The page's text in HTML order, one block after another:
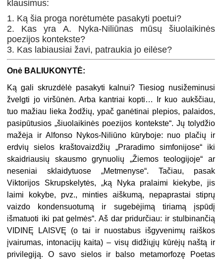
klausimus:
1. Ką šia proga norėtumėte pasakyti poetui?
2. Kas yra A. Nyka-Niliūnas mūsų šiuolaikinės
poezijos kontekste?
3. Kas labiausiai žavi, patraukia jo eilėse?
Onė BALIUKONYTĖ:
Ką gali skruzdėlė pasakyti kalnui? Tiesiog nusižeminusi
žvelgti jo viršūnėn. Arba kantriai kopti… Ir kuo aukščiau,
tuo mažiau lieka žodžių, ypač ganėtinai plepios, palaidos,
pasipūtusios „šiuolaikinės poezijos kontekste“. Jų tolydžio
mažėja ir Alfonso Nykos-Niliūno kūryboje: nuo plačių ir
erdvių sielos kraštovaizdžių „Praradimo simfonijose“ iki
skaidriausių skausmo grynuolių „Žiemos teologijoje“ ar
neseniai sklaidytuose „Metmenyse“. Tačiau, pasak
Viktorijos Skrupskelytės, „ką Nyka pralaimi kiekybe, jis
laimi kokybe, pvz., minties aiškumą, nepaprastai stiprų
vaizdo kondensuotumą ir sugebėjimą tiriamą įspūdį
išmatuoti iki pat gelmės“. Aš dar pridurčiau: ir stulbinančią
VIDINĘ LAISVĘ (o tai ir nuostabus išgyvenimų raiškos
įvairumas, intonacijų kaita) – visų didžiųjų kūrėjų naštą ir
privilegiją. O savo sielos ir balso metamorfozę Poetas